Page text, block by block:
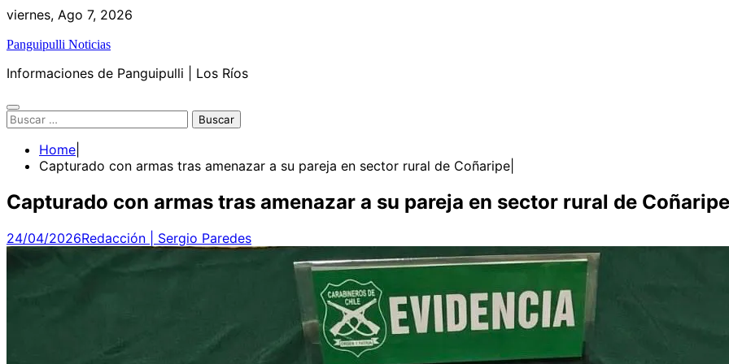
Skip
content
viernes, Ago 7, 2026
Panguipulli Noticias
Informaciones de Panguipulli | Los Ríos
Buscar:
Home
Capturado con armas tras amenazar a su pareja en sector rural de Coñaripe
Capturado con armas tras amenazar a su pareja en sector rural de Coñaripe
24/04/2026Redacción | Sergio Paredes